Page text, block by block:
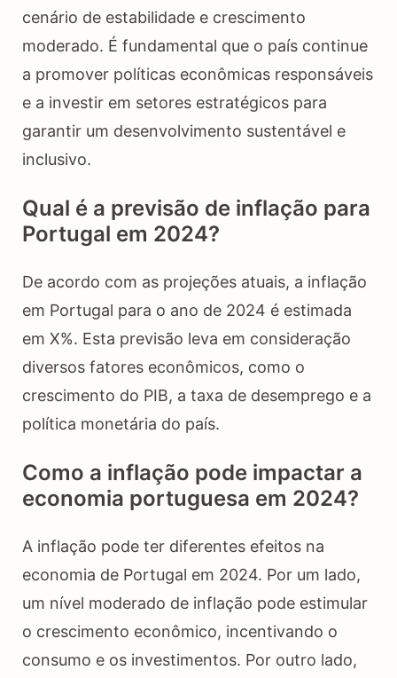
cenário de estabilidade e crescimento
moderado. É fundamental que o país continue
a promover políticas econômicas responsáveis
e a investir em setores estratégicos para
garantir um desenvolvimento sustentável e
inclusivo.
Qual é a previsão de inflação para
Portugal em 2024?
De acordo com as projeções atuais, a inflação
em Portugal para o ano de 2024 é estimada
em X%. Esta previsão leva em consideração
diversos fatores econômicos, como o
crescimento do PIB, a taxa de desemprego e a
política monetária do país.
Como a inflação pode impactar a
economia portuguesa em 2024?
A inflação pode ter diferentes efeitos na
economia de Portugal em 2024. Por um lado,
um nível moderado de inflação pode estimular
o crescimento econômico, incentivando o
consumo e os investimentos. Por outro lado,